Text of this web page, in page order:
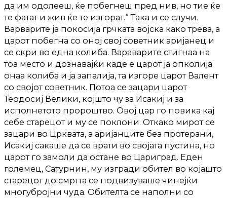
да им одолееш, ќе побегнеш пред нив, но тие ќе
те фатат и жив ќе те изгорат.“ Така и се случи.
Варварите ја покосија грчката војска како трева, а
царот побегна со оној свој советник аријанец и
се скри во една колиба. Вараварите стигнаа на
тоа место и дознавајќи каде е царот ја опколија
онаа колиба и ја запалија, та изгоре царот Валент
со својот советник. Потоа се зацари царот
Теодосиј Велики, којшто чу за Исакиј и за
исполнетото пророштво. Овој цар го повика кај
себе старецот и му се поклони. Откако мирот се
зацари во Црквата, а аријанците беа протерани,
Исакиј сакаше да се врати во својата пустина, но
царот го замоли да остане во Цариград. Еден
големец, Сатурнин, му изгради обител во којашто
старецот до смртта се подвизуваше чинејќи
многубројни чуда. Обителта се наполни со